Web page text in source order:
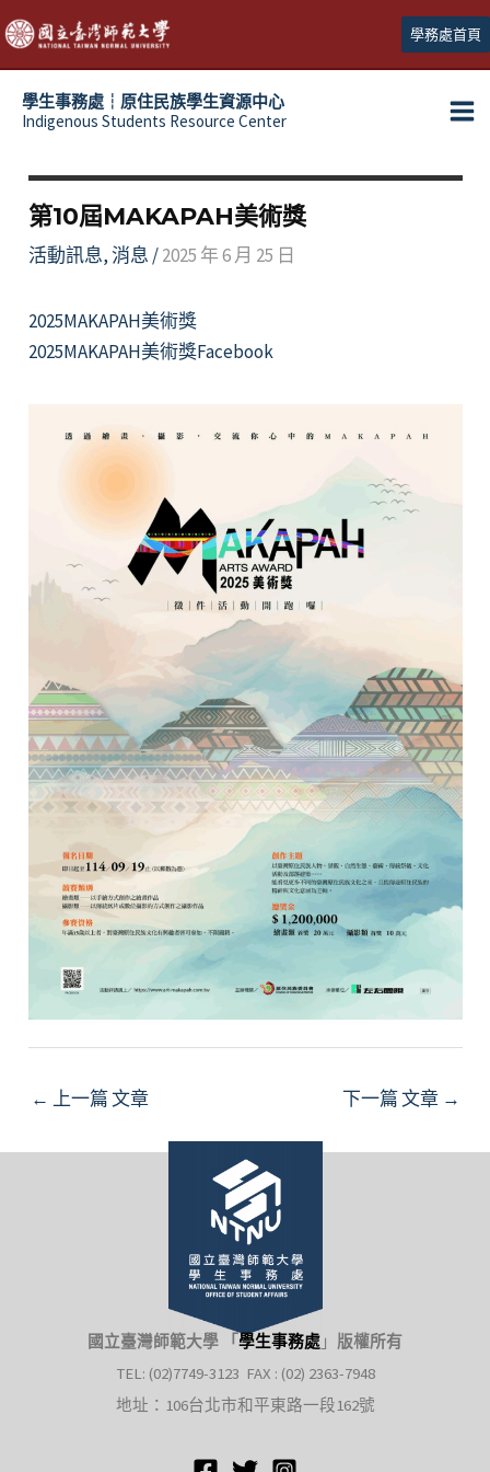
跳
至
主
學務處首頁
學生事務處┆原住民族學生資源中心
Indigenous Students Resource Center
第10屆MAKAPAH美術獎
活動訊息,消息 /2025 年 6 月 25 日
2025MAKAPAH美術獎
2025MAKAPAH美術獎Facebook
Post
← 上一篇 文章 下一篇 文章 →
國立臺灣師範大學 「 學生事務處 」 版權所有
TEL: (02)7749-3123 FAX : (02) 2363-7948
地址：106台北市和平東路一段162號